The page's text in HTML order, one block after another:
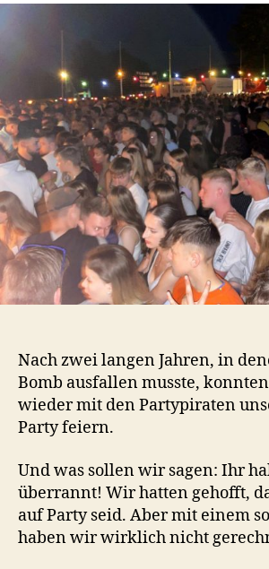
Nach zwei langen Jahren, in
Bomb ausfallen musste,
wieder mit den Partypiraten
Party feiern.
Und was sollen wir sagen: Ihr
überrannt! Wir hatten gehofft,
auf Party seid. Aber mit einem
haben wir wirklich nicht